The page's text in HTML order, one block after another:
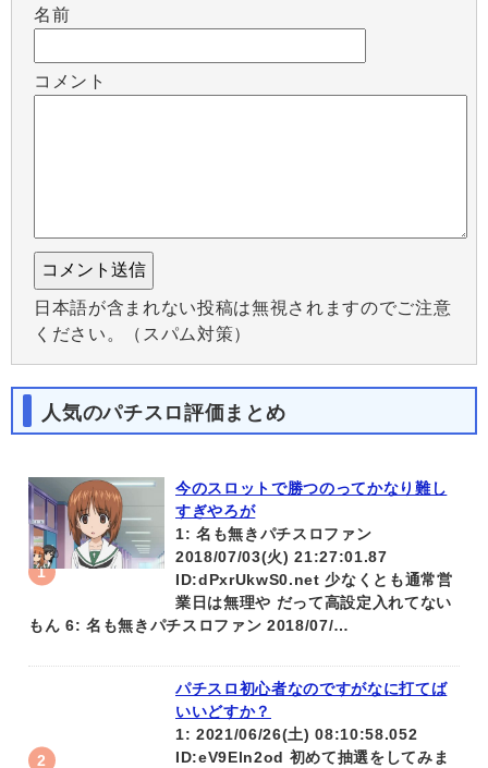
名前
コメント
日本語が含まれない投稿は無視されますのでご注意
ください。（スパム対策）
人気のパチスロ評価まとめ
今のスロットで勝つのってかなり難し
すぎやろが
1: 名も無きパチスロファン
2018/07/03(火) 21:27:01.87
ID:dPxrUkwS0.net 少なくとも通常営
業日は無理や だって高設定入れてない
もん 6: 名も無きパチスロファン 2018/07/…
パチスロ初心者なのですがなに打てば
いいどすか？
1: 2021/06/26(土) 08:10:58.052
ID:eV9Eln2od 初めて抽選をしてみま